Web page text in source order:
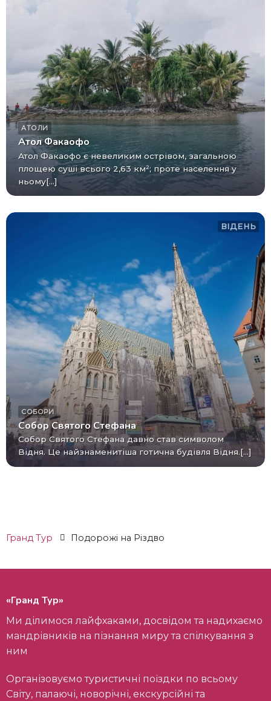
АТОЛИ
Атол Факаофо
Атол Факаофо є невеликим острівом, загальною
площею суші всього 2,63 км²; проте населення у
ньому[...]
ВІДЕНЬ
СОБОРИ
Собор Святого Стефана
Собор Святого Стефана давно став символом
Відня. Це найзнаменитіша готична будівля Відня.[...]
Гранд Тур Подорожі на Різдво
«Гранд Тур»
Ми ділимося лайфхаками, досвідом та надихаємо
мандрівників на пізнання миру та спілкування з
ним
Організовуємо туристичні поїздки по всьому
Світу, палаючі, новорічні, екскурсійні та